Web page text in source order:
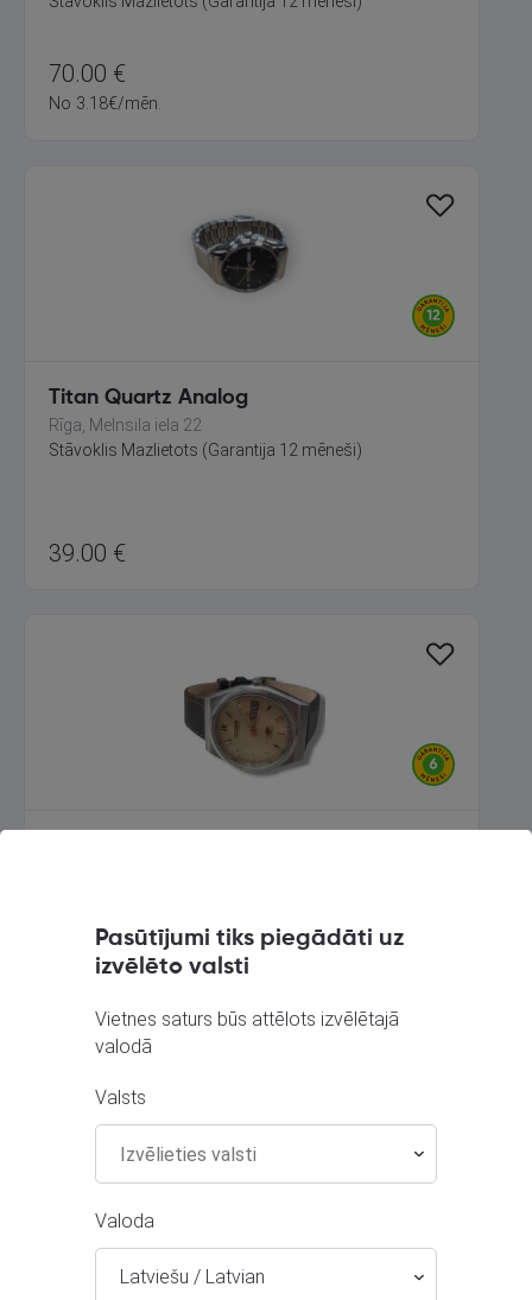
70.00 €
No 3.18€/mēn.
Titan Quartz Analog
Rīga, Melnsila iela 22
Stāvoklis Mazlietots (Garantija 12 mēneši)
39.00 €
Pasūtījumi tiks piegādāti uz
izvēlēto valsti
Vietnes saturs būs attēlots izvēlētajā
valodā
Valsts
Valoda
Latviešu / Latvian